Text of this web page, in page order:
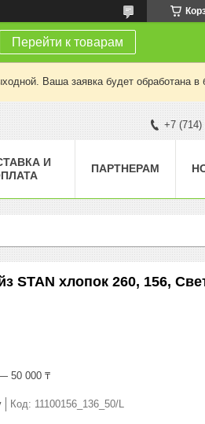
Перейти к товарам
Ваша заявка будет обработана
+7 (714)
И
ПАРТНЕРАМ
STAN хлопок 260, 156,
50 000 ₸
Код: 11100156_136_50/L